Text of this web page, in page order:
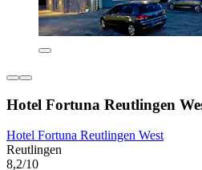
Hotel Fortuna Reutlingen
Hotel Fortuna Reutlingen West
Reutlingen
8,2/10